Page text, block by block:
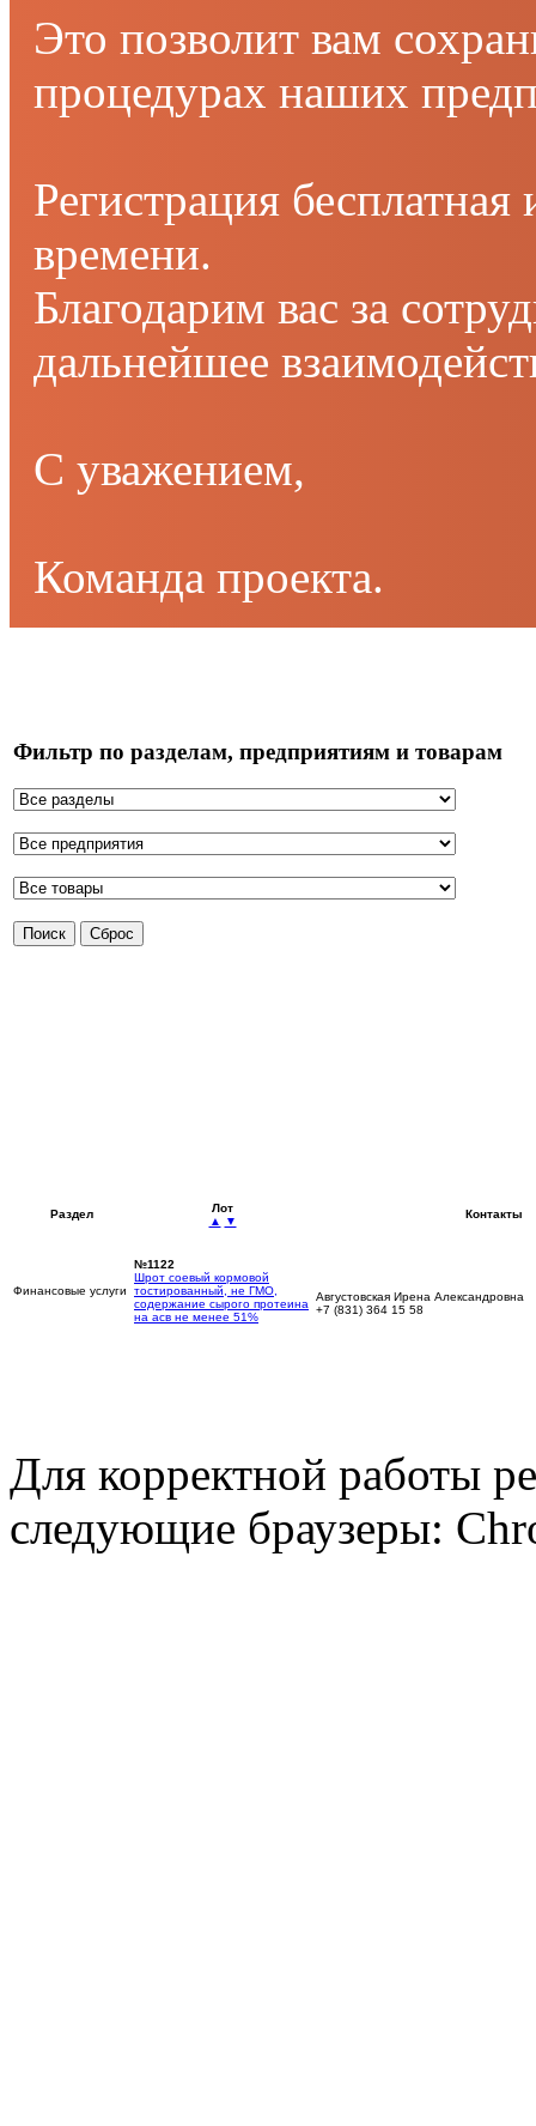
Это позволит вам
процедурах наших
Регистрация
времени.
Благодарим вас за
дальнейшее
С уважением,
Команда проекта.
Фильтр по разделам, предприятиям и товарам
Раздел
Лот
▲
▼
Контакты
Финансовые услуги
№1122
Шрот соевый кормовой
тостированный, не ГМО,
содержание сырого протеина
на асв не менее 51%
Августовская Ирена Александровна
+7 (831) 364 15 58
Для корректной работы
следующие браузеры: